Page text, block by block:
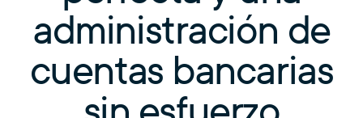
administración de
cuentas bancarias